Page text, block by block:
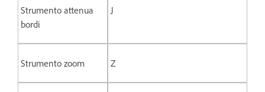
Strumento attenua
bordi
J
Strumento zoom Z